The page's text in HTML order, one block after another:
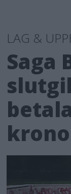
LAG &
Saga